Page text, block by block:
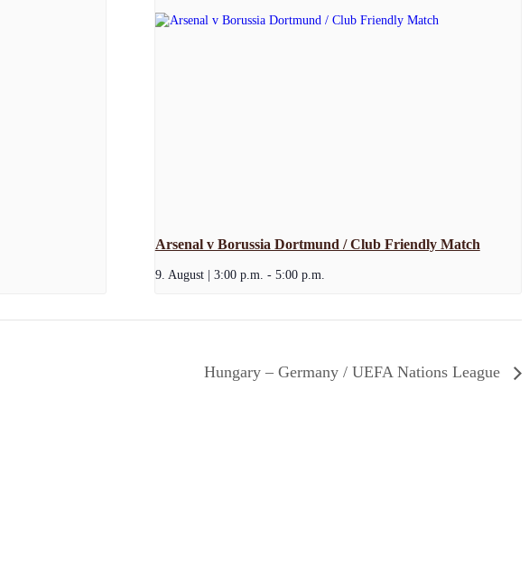
Arsenal v Borussia Dortmund / Club Friendly Match
9. August | 3:00 p.m. - 5:00 p.m.
Hungary – Germany / UEFA Nations League